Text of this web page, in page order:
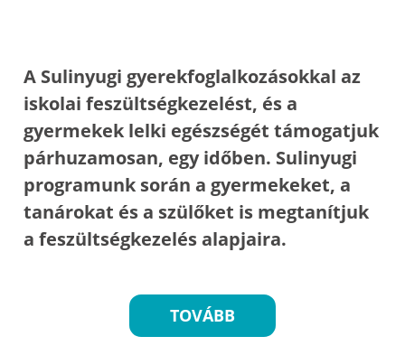
A Sulinyugi gyerekfoglalkozásokkal az
iskolai feszültségkezelést, és a
gyermekek lelki egészségét támogatjuk
párhuzamosan, egy időben. Sulinyugi
programunk során a gyermekeket, a
tanárokat és a szülőket is megtanítjuk
a feszültségkezelés alapjaira.
TOVÁBB